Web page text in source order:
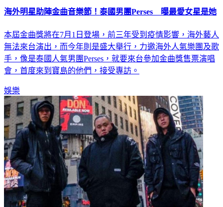
海外明星助陣金曲音樂節！泰國男團Perses 曝最愛女星是她
本屆金曲獎將在7月1日登場，前三年受到疫情影響，海外藝人
無法來台演出，而今年則是盛大舉行，力邀海外人氣樂團及歌
手，像是泰國人氣男團Perses，就要來台參加金曲獎售票演唱
會，首度來到寶島的他們，接受專訪。
娛樂